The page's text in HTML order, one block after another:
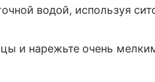
водой, используя
и нарежьте очень